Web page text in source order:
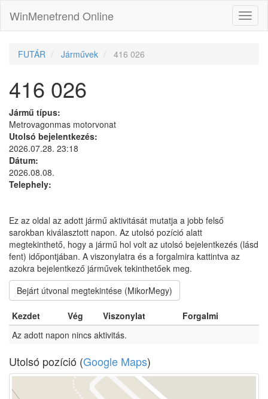
WinMenetrend Online
FUTÁR Járművek 416 026
416 026
Jármű típus:
Metrovagonmas motorvonat
Utolsó bejelentkezés:
2026.07.28. 23:18
Dátum:
2026.08.08.
Telephely:
Ez az oldal az adott jármű aktivitását mutatja a jobb felső
sarokban kiválasztott napon. Az utolsó pozíció alatt
megtekinthető, hogy a jármű hol volt az utolsó bejelentkezés (lásd
fent) időpontjában. A viszonylatra és a forgalmira kattintva az
azokra bejelentkező járművek tekinthetőek meg.
Bejárt útvonal megtekintése (MikorMegy)
Kezdet Vég Viszonylat
Forgalmi
Az adott napon nincs aktivitás.
Utolsó pozíció (Google Maps)